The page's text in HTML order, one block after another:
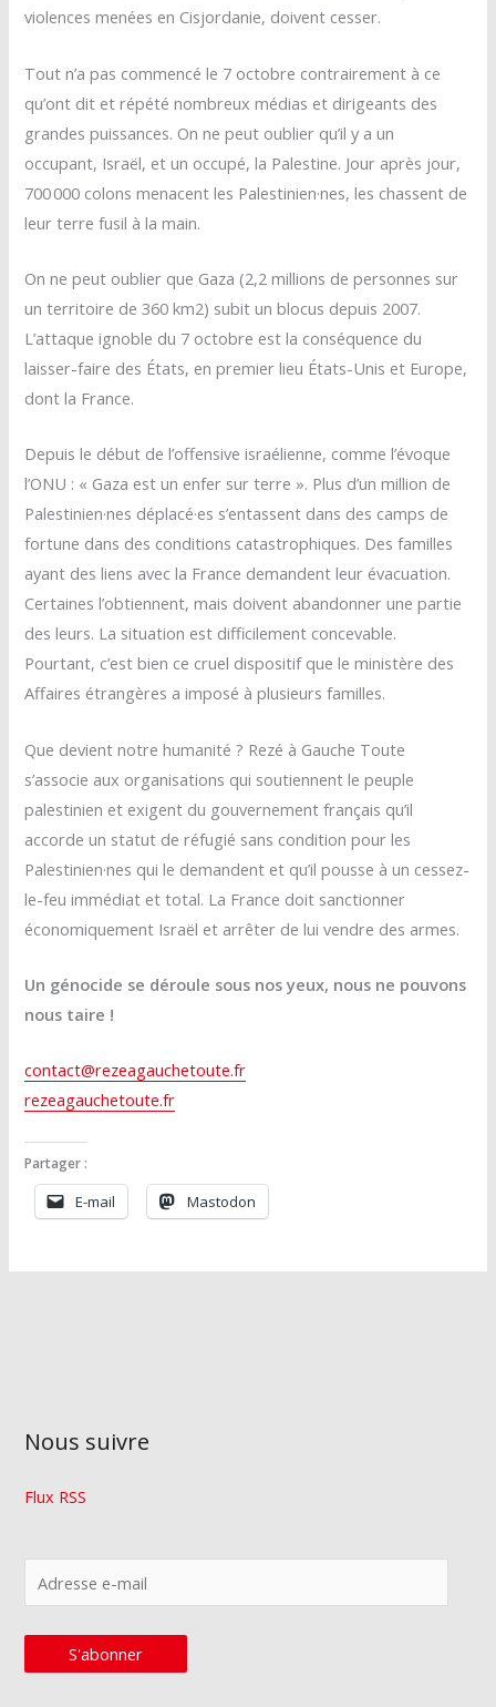
violences menées en Cisjordanie, doivent cesser.
Tout n’a pas commencé le 7 octobre contrairement à ce
qu’ont dit et répété nombreux médias et dirigeants des
grandes puissances. On ne peut oublier qu’il y a un
occupant, Israël, et un occupé, la Palestine. Jour après jour,
700 000 colons menacent les Palestinien·nes, les chassent de
leur terre fusil à la main.
On ne peut oublier que Gaza (2,2 millions de personnes sur
un territoire de 360 km2) subit un blocus depuis 2007.
L’attaque ignoble du 7 octobre est la conséquence du
laisser-faire des États, en premier lieu États-Unis et Europe,
dont la France.
Depuis le début de l’offensive israélienne, comme l’évoque
l’ONU : « Gaza est un enfer sur terre ». Plus d’un million de
Palestinien·nes déplacé·es s’entassent dans des camps de
fortune dans des conditions catastrophiques. Des familles
ayant des liens avec la France demandent leur évacuation.
Certaines l’obtiennent, mais doivent abandonner une partie
des leurs. La situation est difficilement concevable.
Pourtant, c’est bien ce cruel dispositif que le ministère des
Affaires étrangères a imposé à plusieurs familles.
Que devient notre humanité ? Rezé à Gauche Toute
s’associe aux organisations qui soutiennent le peuple
palestinien et exigent du gouvernement français qu’il
accorde un statut de réfugié sans condition pour les
Palestinien·nes qui le demandent et qu’il pousse à un cessez-
le-feu immédiat et total. La France doit sanctionner
économiquement Israël et arrêter de lui vendre des armes.
Un génocide se déroule sous nos yeux, nous ne pouvons
nous taire !
contact@rezeagauchetoute.fr
rezeagauchetoute.fr
Partager :
E-mail Mastodon
Nous suivre
Flux RSS
d
r
e
S'abonner